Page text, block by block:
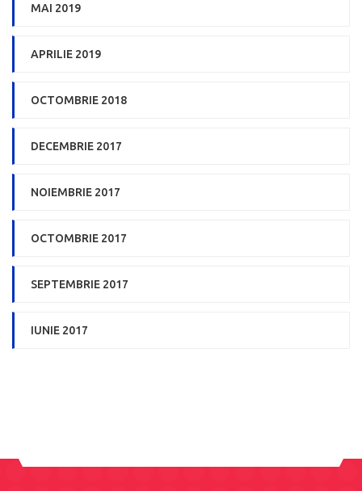
MAI 2019
APRILIE 2019
OCTOMBRIE 2018
DECEMBRIE 2017
NOIEMBRIE 2017
OCTOMBRIE 2017
SEPTEMBRIE 2017
IUNIE 2017